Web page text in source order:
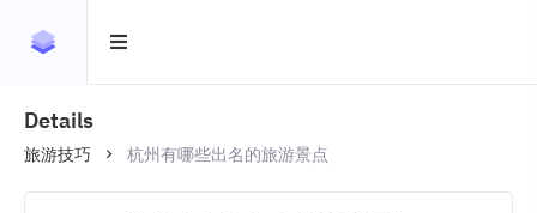
Details
旅游技巧 杭州有哪些出名的旅游景点